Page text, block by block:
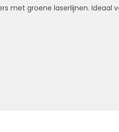
met groene laserlijnen.